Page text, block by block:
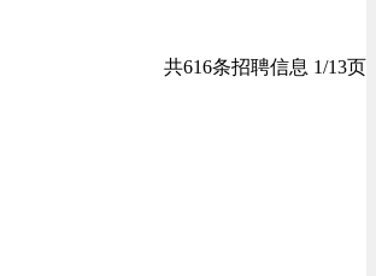
共616条招聘信息 1/13页